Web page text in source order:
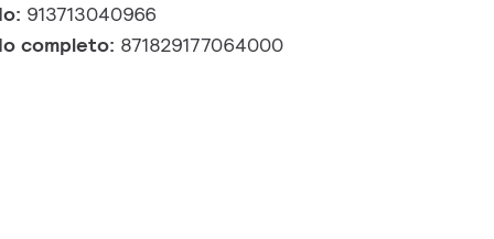
913713040966
completo: 871829177064000